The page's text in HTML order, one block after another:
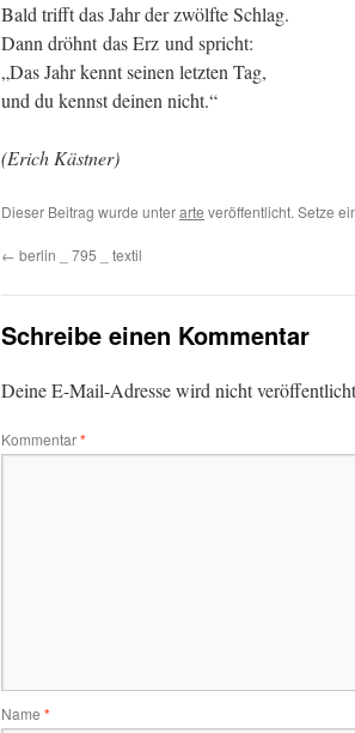
Bald trifft das Jahr der zwölfte Schlag.
Dann dröhnt das Erz und spricht:
„Das Jahr kennt seinen letzten Tag,
und du kennst deinen nicht.“
(Erich Kästner)
Dieser Beitrag wurde unterarte veröffentlicht. Setze
← berlin _ 795 _ textil
Schreibe einen Kommentar
Deine E-Mail-Adresse wird nicht
Kommentar*
Name *